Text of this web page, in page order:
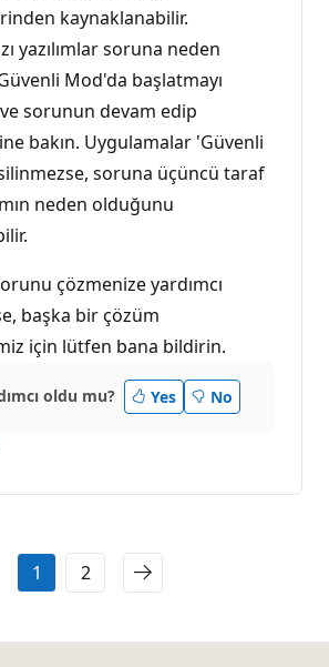
kaynaklanabilir.
yazılımlar soruna neden
Mod'da başlatmayı
sorunun devam edip
bakın. Uygulamalar 'Güvenli
soruna üçüncü taraf
neden olduğunu
çözmenize yardımcı
başka bir çözüm
için lütfen bana bildirin.
oldu mu? Yes No
1 2